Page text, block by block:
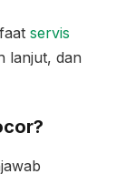
servis
lanjut, dan